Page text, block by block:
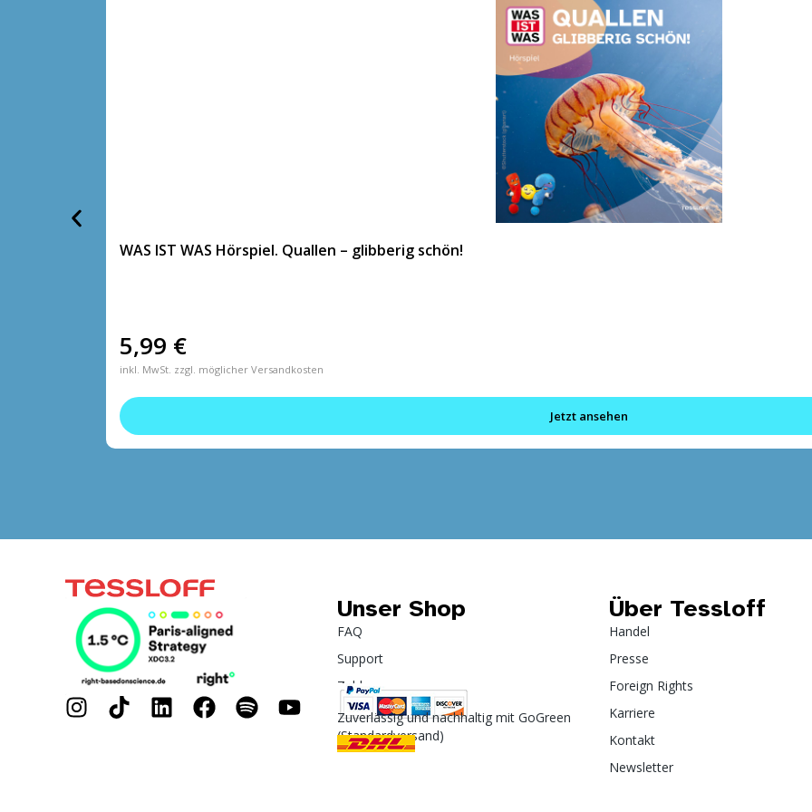
WAS IST WAS Hörspiel. Quallen – glibberig schön!
5,99 €
inkl. MwSt. zzgl. möglicher Versandkosten
Jetzt ansehen
Unser Shop
FAQ
Support
Zahlung
Zuverlässig und nachhaltig mit GoGreen
(Standardversand)
Über Tessloff
Handel
Presse
Foreign Rights
Karriere
Kontakt
Newsletter